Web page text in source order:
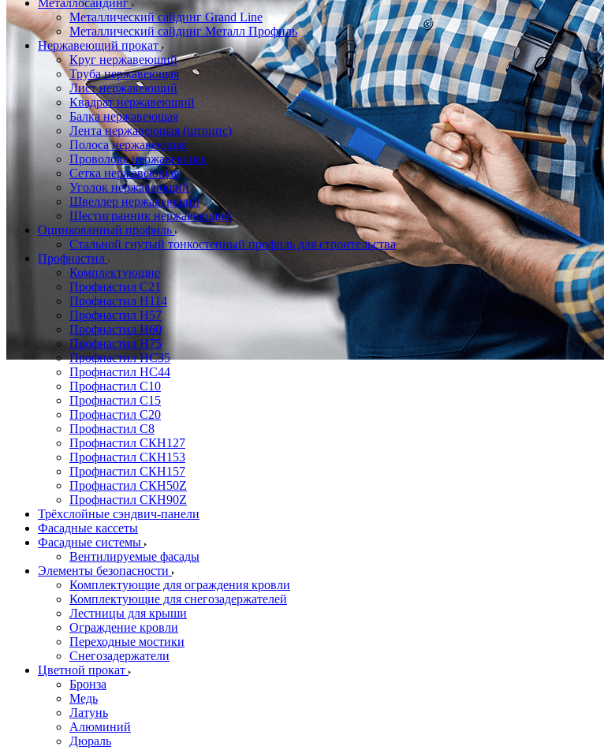
Металлосайдинг
Металлический сайдинг Grand Line
Металлический сайдинг Металл Профиль
Нержавеющий прокат
Круг нержавеющий
Труба нержавеющая
Лист нержавеющий
Квадрат нержавеющий
Балка нержавеющая
Лента нержавеющая (штрипс)
Полоса нержавеющая
Проволока нержавеющая
Сетка нержавеющая
Уголок нержавеющий
Швеллер нержавеющий
Шестигранник нержавеющий
Оцинкованный профиль
Стальной гнутый тонкостенный профиль для строительства
Профнастил
Комплектующие
Профнастил C21
Профнастил Н114
Профнастил Н57
Профнастил Н60
Профнастил Н75
Профнастил НС35
Профнастил НС44
Профнастил С10
Профнастил С15
Профнастил С20
Профнастил С8
Профнастил СКН127
Профнастил СКН153
Профнастил СКН157
Профнастил СКН50Z
Профнастил СКН90Z
Трёхслойные сэндвич-панели
Фасадные кассеты
Фасадные системы
Вентилируемые фасады
Элементы безопасности
Комплектующие для ограждения кровли
Комплектующие для снегозадержателей
Лестницы для крыши
Ограждение кровли
Переходные мостики
Снегозадержатели
Цветной прокат
Бронза
Медь
Латунь
Алюминий
Дюраль